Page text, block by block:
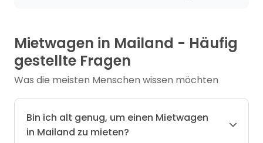
Mietwagen in Mailand - Häufig
gestellte Fragen
Was die meisten Menschen wissen möchten
Bin ich alt genug, um einen Mietwagen
in Mailand zu mieten?